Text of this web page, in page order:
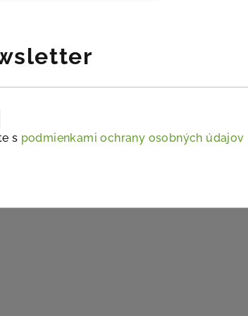
s podmienkami ochrany osobných údajov